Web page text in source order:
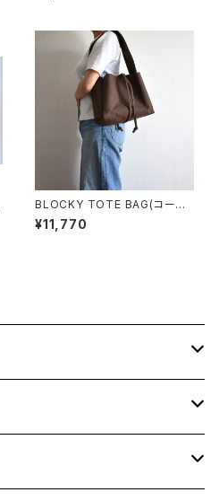
BLOCKY TOTE BAG(コーヒ
ー/ブラウン)
¥11,770